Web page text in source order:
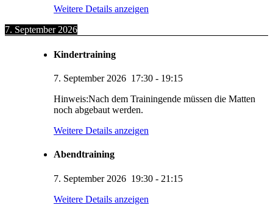
Weitere Details anzeigen
7. September 2026
Kindertraining
7. September 2026 17:30 - 19:15
Hinweis:Nach dem Trainingende müssen die Matten
noch abgebaut werden.
Weitere Details anzeigen
Abendtraining
7. September 2026 19:30 - 21:15
Weitere Details anzeigen